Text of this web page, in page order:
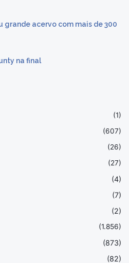
grande acervo com mais de 300
na final
(1)
(607)
(26)
(27)
(4)
(7)
(2)
(1.856)
(873)
(82)